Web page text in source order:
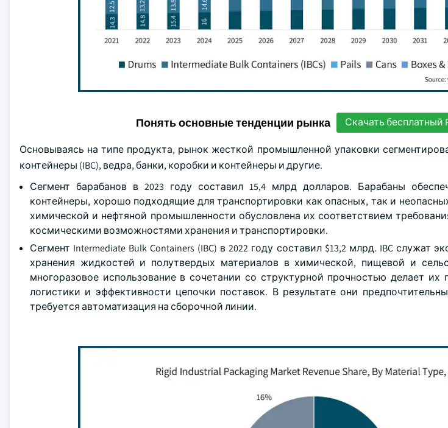
Понять основные тенденции рынка Скачать бесплатный
Основываясь на типе продукта, рынок жесткой промышленной упаковки
контейнеры (IBC), ведра, банки, коробки и контейнеры и другие.
Сегмент барабанов в 2023 году составил 15,4 млрд долларов. Барабаны
контейнеры, хорошо подходящие для транспортировки как опасных, так и
химической и нефтяной промышленности обусловлена их соответствием
космическими возможностями хранения и транспортировки.
Сегмент Intermediate Bulk Containers (IBC) в 2022 году составил $13,2 млрд. IBC
хранения жидкостей и полутвердых материалов в химической, пищевой и
многоразовое использование в сочетании со структурной прочностью делает
логистики и эффективности цепочки поставок. В результате они
требуется автоматизация на сборочной линии.